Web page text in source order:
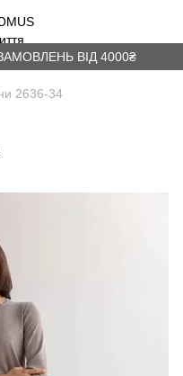
ВІД 4000₴
2636-34